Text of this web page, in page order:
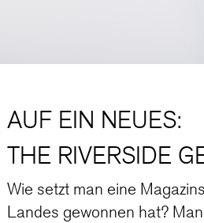
AUF EIN NEUES:
THE RIVERSIDE
Wie setzt man eine
Landes gewonnen hat?